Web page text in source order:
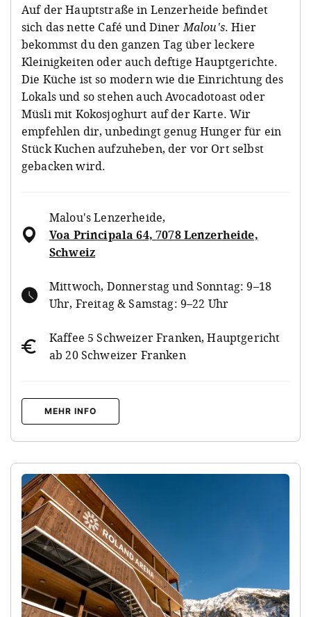
Auf der Hauptstraße in Lenzerheide befindet
sich das nette Café und DinerMalou's. Hier
bekommst du den ganzen Tag über leckere
Kleinigkeiten oder auch deftige Hauptgerichte.
Die Küche ist so modern wie die Einrichtung des
Lokals und so stehen auch Avocadotoast oder
Müsli mit Kokosjoghurt auf der Karte. Wir
empfehlen dir, unbedingt genug Hunger für ein
Stück Kuchen aufzuheben, der vor Ort selbst
gebacken wird.
Malou's Lenzerheide,
Voa Principala 64, 7078 Lenzerheide,
Schweiz
Mittwoch, Donnerstag und Sonntag: 9–18
Uhr, Freitag & Samstag: 9–22 Uhr
Kaffee 5 Schweizer Franken, Hauptgericht
ab 20 Schweizer Franken
MEHR INFO